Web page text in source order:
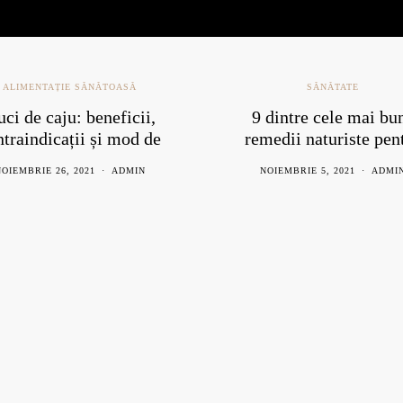
ALIMENTAȚIE SĂNĂTOASĂ
de caju: beneficii,
și mod de
26, 2021 ADMIN
SĂNĂTATE
9 dintre cele mai
remedii naturiste
NOIEMBRIE 5, 2021